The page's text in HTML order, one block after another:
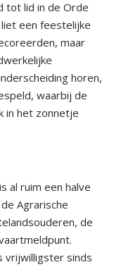
tot lid in de Orde
een feestelijke
maar
horen,
waarbij de
in het zonnetje
al ruim een halve
Agrarische
de
vrijwilligster sinds